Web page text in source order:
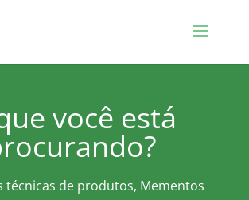
você está
técnicas de produtos, Mementos